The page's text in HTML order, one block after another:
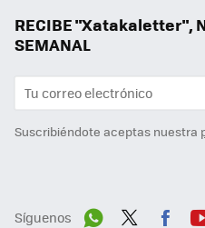
RECIBE "Xatakaletter",
SEMANAL
Suscribiéndote aceptas nuestra
Síguenos